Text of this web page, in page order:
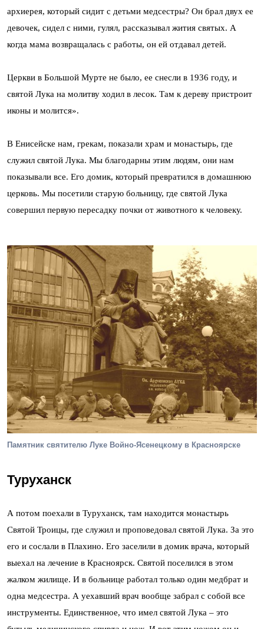
архиерея, который сидит с детьми медсестры? Он брал двух ее
девочек, сидел с ними, гулял, рассказывал жития святых. А
когда мама возвращалась с работы, он ей отдавал детей.
Церкви в Большой Мурте не было, ее снесли в 1936 году, и
святой Лука на молитву ходил в лесок. Там к дереву пристроит
иконы и молится».
В Енисейске нам, грекам, показали храм и монастырь, где
служил святой Лука. Мы благодарны этим людям, они нам
показывали все. Его домик, который превратился в домашнюю
церковь. Мы посетили старую больницу, где святой Лука
совершил первую пересадку почки от животного к человеку.
Памятник святителю Луке Войно-Ясенецкому в Красноярске
Туруханск
А потом поехали в Туруханск, там находится монастырь
Святой Троицы, где служил и проповедовал святой Лука. За это
его и сослали в Плахино. Его заселили в домик врача, который
выехал на лечение в Красноярск. Святой поселился в этом
жалком жилище. И в больнице работал только один медбрат и
одна медсестра. А уехавший врач вообще забрал с собой все
инструменты. Единственное, что имел святой Лука – это